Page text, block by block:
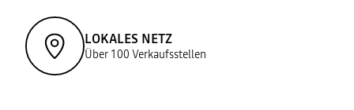
LOKALES NETZ
Über 100 Verkaufsstellen